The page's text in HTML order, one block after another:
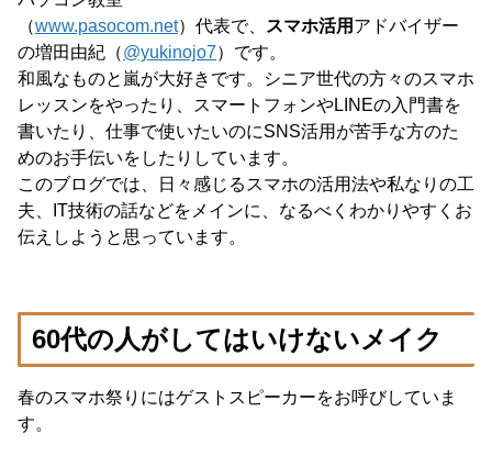
（www.pasocom.net）代表で、 スマホ活用 アドバイザー
の増田由紀（@yukinojo7）です。
和風なものと嵐が大好きです。シニア世代の方々のスマホ
レッスンをやったり、スマートフォンやLINEの入門書を
書いたり、仕事で使いたいのにSNS活用が苦手な方のた
めのお手伝いをしたりしています。
このブログでは、日々感じるスマホの活用法や私なりの工
夫、IT技術の話などをメインに、なるべくわかりやすくお
伝えしようと思っています。
60代の人がしてはいけないメイク
春のスマホ祭りにはゲストスピーカーをお呼びしていま
す。